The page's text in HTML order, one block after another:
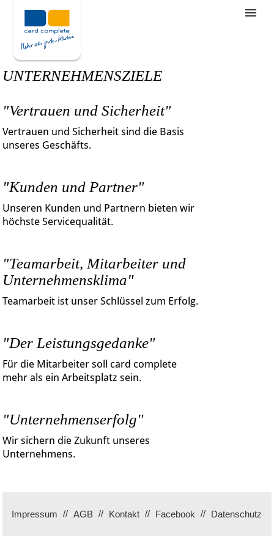
Stellenangebote
Unternehmensziele
Wie bewerbe ich mich
UNTERNEHMENSZIELE
"Vertrauen und Sicherheit"
Vertrauen und Sicherheit sind die Basis
unseres Geschäfts.
"Kunden und Partner"
Unseren Kunden und Partnern bieten wir
höchste Servicequalität.
"Teamarbeit, Mitarbeiter und
Unternehmensklima"
Teamarbeit ist unser Schlüssel zum Erfolg.
"Der Leistungsgedanke"
Für die Mitarbeiter soll card complete
mehr als ein Arbeitsplatz sein.
"Unternehmenserfolg"
Wir sichern die Zukunft unseres
Unternehmens.
Impressum AGB Kontakt Facebook Datenschutz